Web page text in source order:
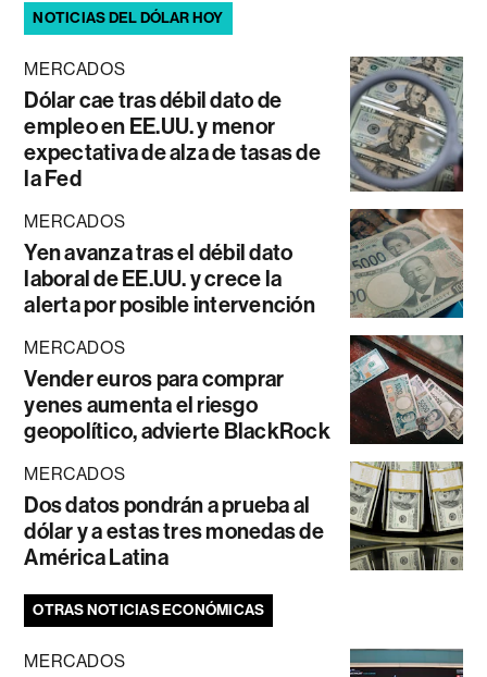
NOTICIAS DEL DÓLAR HOY
MERCADOS
Dólar cae tras débil dato de
empleo en EE.UU. y menor
expectativa de alza de tasas de
la Fed
MERCADOS
Yen avanza tras el débil dato
laboral de EE.UU. y crece la
alerta por posible intervención
MERCADOS
Vender euros para comprar
yenes aumenta el riesgo
geopolítico, advierte BlackRock
MERCADOS
Dos datos pondrán a prueba al
dólar y a estas tres monedas de
América Latina
OTRAS NOTICIAS ECONÓMICAS
MERCADOS